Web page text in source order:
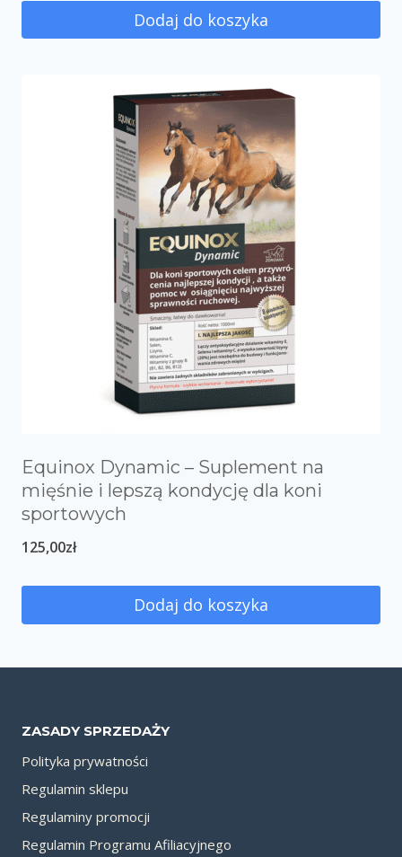
Dodaj do koszyka
Equinox Dynamic – Suplement na
mięśnie i lepszą kondycję dla koni
sportowych
125,00zł
Dodaj do koszyka
ZASADY SPRZEDAŻY
Polityka prywatności
Regulamin sklepu
Regulaminy promocji
Regulamin Programu Afiliacyjnego